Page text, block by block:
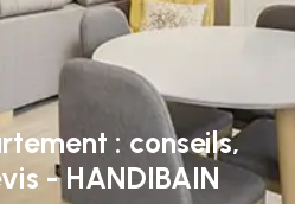
: conseils,
- HANDIBAIN